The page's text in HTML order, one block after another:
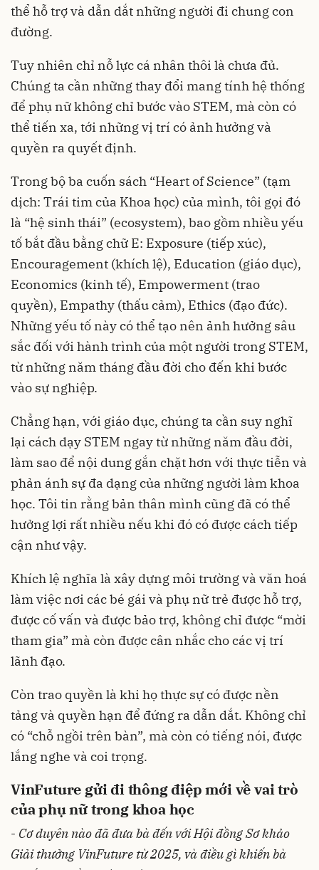
thể hỗ trợ và dẫn dắt những người đi chung con
đường.
Tuy nhiên chỉ nỗ lực cá nhân thôi là chưa đủ.
Chúng ta cần những thay đổi mang tính hệ thống
để phụ nữ không chỉ bước vào STEM, mà còn có
thể tiến xa, tới những vị trí có ảnh hưởng và
quyền ra quyết định.
Trong bộ ba cuốn sách “Heart of Science” (tạm
dịch: Trái tim của Khoa học) của mình, tôi gọi đó
là “hệ sinh thái” (ecosystem), bao gồm nhiều yếu
tố bắt đầu bằng chữ E: Exposure (tiếp xúc),
Encouragement (khích lệ), Education (giáo dục),
Economics (kinh tế), Empowerment (trao
quyền), Empathy (thấu cảm), Ethics (đạo đức).
Những yếu tố này có thể tạo nên ảnh hưởng sâu
sắc đối với hành trình của một người trong STEM,
từ những năm tháng đầu đời cho đến khi bước
vào sự nghiệp.
Chẳng hạn, với giáo dục, chúng ta cần suy nghĩ
lại cách dạy STEM ngay từ những năm đầu đời,
làm sao để nội dung gắn chặt hơn với thực tiễn và
phản ánh sự đa dạng của những người làm khoa
học. Tôi tin rằng bản thân mình cũng đã có thể
hưởng lợi rất nhiều nếu khi đó có được cách tiếp
cận như vậy.
Khích lệ nghĩa là xây dựng môi trường và văn hoá
làm việc nơi các bé gái và phụ nữ trẻ được hỗ trợ,
được cố vấn và được bảo trợ, không chỉ được “mời
tham gia” mà còn được cân nhắc cho các vị trí
lãnh đạo.
Còn trao quyền là khi họ thực sự có được nền
tảng và quyền hạn để đứng ra dẫn dắt. Không chỉ
có “chỗ ngồi trên bàn”, mà còn có tiếng nói, được
lắng nghe và coi trọng.
VinFuture gửi đi thông điệp mới về vai trò
của phụ nữ trong khoa học
- Cơ duyên nào đã đưa bà đến với Hội đồng Sơ khảo
Giải thưởng VinFuture từ 2025, và điều gì khiến bà